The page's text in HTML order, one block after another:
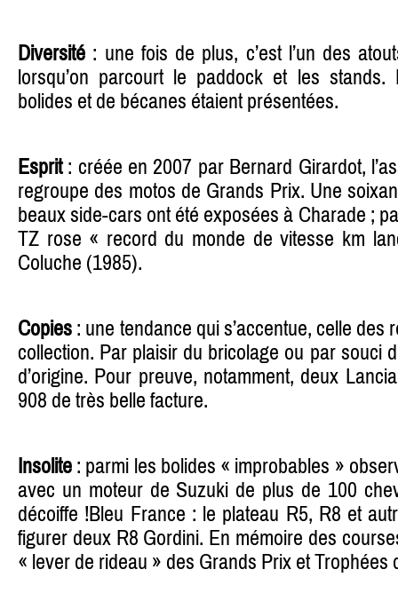
Diversité : une fois de plus, c’est l’un des
lorsqu’on parcourt le paddock et les stands.
bolides et de bécanes étaient présentées.
Esprit: créée en 2007 par Bernard Girardot,
regroupe des motos de Grands Prix. Une
beaux side-cars ont été exposées à Charade ;
TZ rose « record du monde de vitesse km
Coluche (1985).
Copies : une tendance qui s’accentue, celle des
collection. Par plaisir du bricolage ou par souci
d’origine. Pour preuve, notamment, deux
908 de très belle facture.
Insolite : parmi les bolides « improbables »
avec un moteur de Suzuki de plus de 100
décoiffe !Bleu France : le plateau R5, R8 et
figurer deux R8 Gordini. En mémoire des
« lever de rideau » des Grands Prix et Trophées